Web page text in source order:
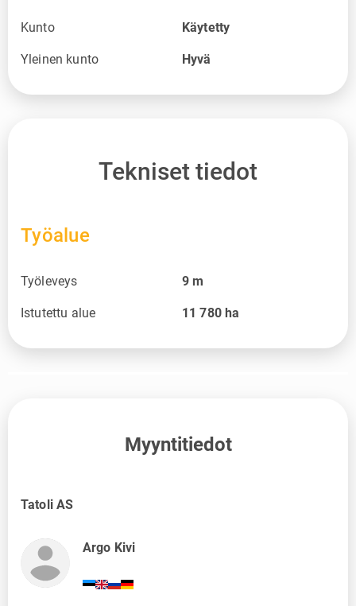
Kunto Käytetty
Yleinen kunto Hyvä
Tekniset tiedot
Työalue
Työleveys 9 m
Istutettu alue 11 780ha
Myyntitiedot
Tatoli AS
Argo Kivi